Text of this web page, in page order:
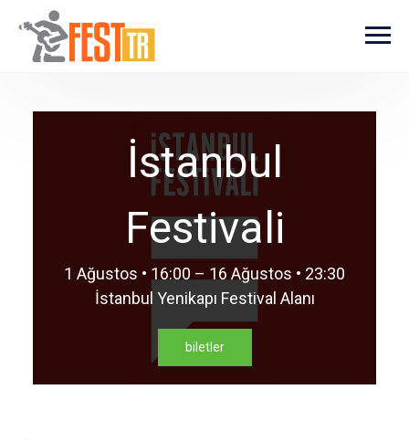
Ana içeriğe atla
İstanbul
Festivali
1 Ağustos • 16:00 – 16 Ağustos • 23:30
İstanbul Yenikapı Festival Alanı
biletler